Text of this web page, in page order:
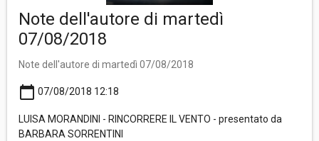
Note dell'autore di martedì
07/08/2018
Note dell'autore di martedì 07/08/2018
calendar_today 07/08/2018 12:18
LUISA MORANDINI - RINCORRERE IL VENTO - presentato da
BARBARA SORRENTINI